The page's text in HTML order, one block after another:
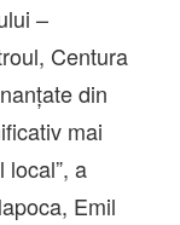
–
Centura
din
mai
local”, a
Emil